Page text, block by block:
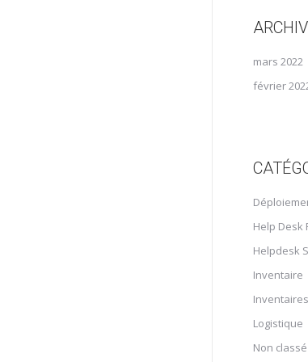
mars 2022
février
Help Desk
Helpdesk
Inventaire
Inventaires
Logistique
Non classé